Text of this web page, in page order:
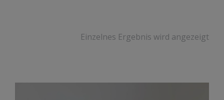
Einzelnes Ergebnis wird angezeigt